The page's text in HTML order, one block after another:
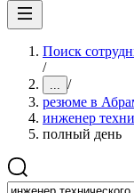
Поиск
/
... /
резюме в
инженер
полный день